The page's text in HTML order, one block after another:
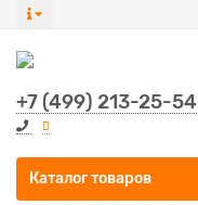
+7 (499) 213-25-54
Все категории
Каталог товаров